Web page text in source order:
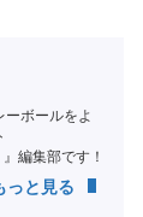
ーボールをよ
編集部です！
っと見る